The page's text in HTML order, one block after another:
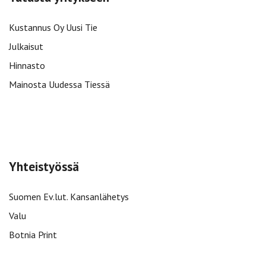
Kustannus Oy Uusi Tie
Julkaisut
Hinnasto
Mainosta Uudessa Tiessä
Yhteistyössä
Suomen Ev.lut. Kansanlähetys
Valu
Botnia Print